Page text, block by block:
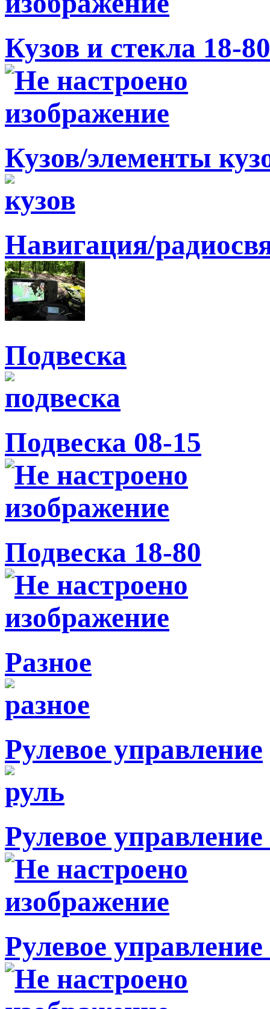
Кузов и стекла 18-80
Кузов/элементы
Навигация/
Подвеска
Подвеска 08-15
Подвеска 18-80
Разное
Рулевое управление
Рулевое управление
Рулевое управление